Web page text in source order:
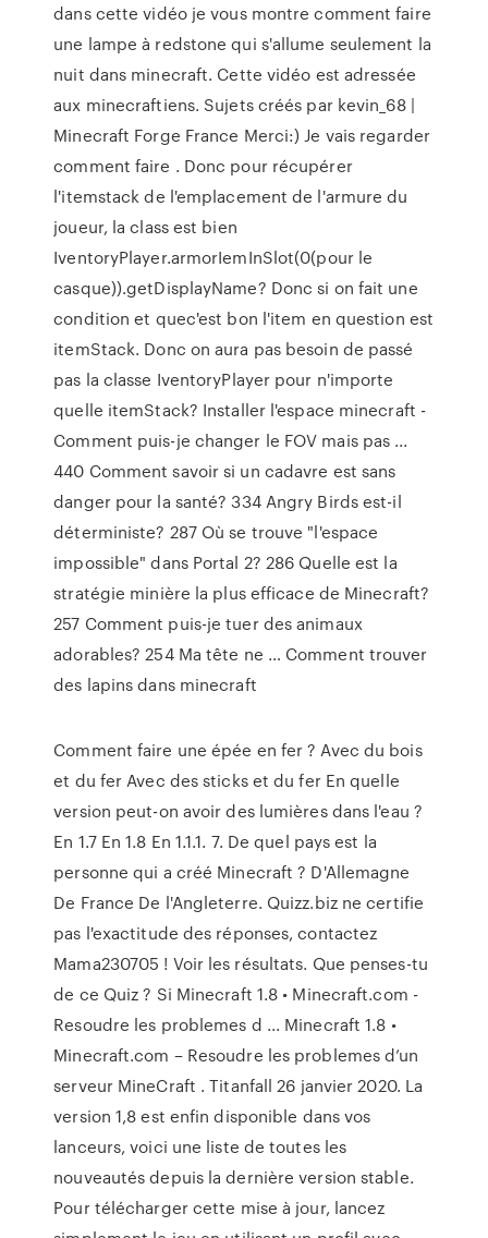
dans cette vidéo je vous montre comment faire
une lampe à redstone qui s'allume seulement la
nuit dans minecraft. Cette vidéo est adressée
aux minecraftiens. Sujets créés par kevin_68 |
Minecraft Forge France Merci:) Je vais regarder
comment faire . Donc pour récupérer
l'itemstack de l'emplacement de l'armure du
joueur, la class est bien
IventoryPlayer.armorIemInSlot(0(pour le
casque)).getDisplayName? Donc si on fait une
condition et quec'est bon l'item en question est
itemStack. Donc on aura pas besoin de passé
pas la classe IventoryPlayer pour n'importe
quelle itemStack? Installer l'espace minecraft -
Comment puis-je changer le FOV mais pas ...
440 Comment savoir si un cadavre est sans
danger pour la santé? 334 Angry Birds est-il
déterministe? 287 Où se trouve "l'espace
impossible" dans Portal 2? 286 Quelle est la
stratégie minière la plus efficace de Minecraft?
257 Comment puis-je tuer des animaux
adorables? 254 Ma tête ne … Comment trouver
des lapins dans minecraft
Comment faire une épée en fer ? Avec du bois
et du fer Avec des sticks et du fer En quelle
version peut-on avoir des lumières dans l'eau ?
En 1.7 En 1.8 En 1.1.1. 7. De quel pays est la
personne qui a créé Minecraft ? D'Allemagne
De France De l'Angleterre. Quizz.biz ne certifie
pas l'exactitude des réponses, contactez
Mama230705 ! Voir les résultats. Que penses-tu
de ce Quiz ? Si Minecraft 1.8 • Minecraft.com -
Resoudre les problemes d ... Minecraft 1.8 •
Minecraft.com – Resoudre les problemes d’un
serveur MineCraft . Titanfall 26 janvier 2020. La
version 1,8 est enfin disponible dans vos
lanceurs, voici une liste de toutes les
nouveautés depuis la dernière version stable.
Pour télécharger cette mise à jour, lancez